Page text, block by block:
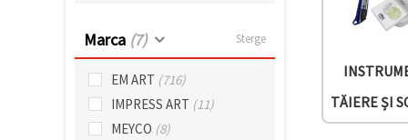
Marca (7) Sterge
EM ART (716)
IMPRESS ART (11)
MEYCO (8)
TĂIERE ȘI